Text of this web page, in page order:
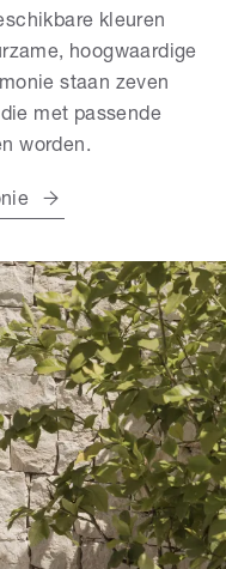
kleuren
hoogwaardige
staan zeven
met passende
worden.